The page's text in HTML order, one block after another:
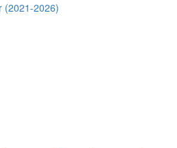
(2021-2026)